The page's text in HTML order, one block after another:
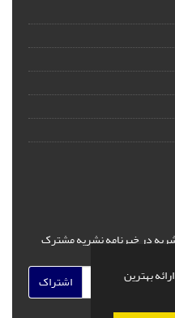
بهترین
در خبرنامه نشریه مشترک
اشتراک